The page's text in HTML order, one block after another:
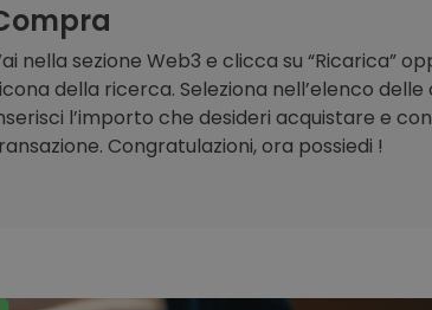
nella sezione Web3 e clicca su “Ricarica”
della ricerca. Seleziona nell’elenco
l’importo che desideri acquistare e
Congratulazioni, ora possiedi !